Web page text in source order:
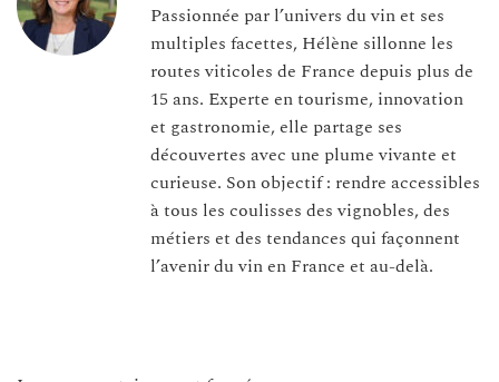
Passionnée par l’univers du vin et ses
multiples facettes, Hélène sillonne les
routes viticoles de France depuis plus de
15 ans. Experte en tourisme, innovation
et gastronomie, elle partage ses
découvertes avec une plume vivante et
curieuse. Son objectif : rendre accessibles
à tous les coulisses des vignobles, des
métiers et des tendances qui façonnent
l’avenir du vin en France et au-delà.